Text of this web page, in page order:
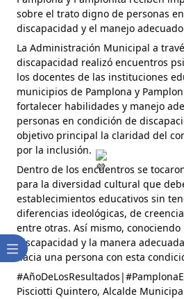
sobre el trato digno de personas
discapacidad y el manejo
La Administración Municipal a
discapacidad realizó encuentros
los docentes de las instituciones
municipios de Pamplona y
fortalecer habilidades y manejo
personas en condición de
objetivo principal la claridad del
por la inclusión.
Dentro de los encuentros se
para la diversidad cultural que
establecimientos educativos sin
diferencias ideológicas, de
entre otras. Así mismo, conociendo
discapacidad y la manera
hacia una persona con esta
#AñoDeLosResultados |
Pisciotti Quintero, Alcalde